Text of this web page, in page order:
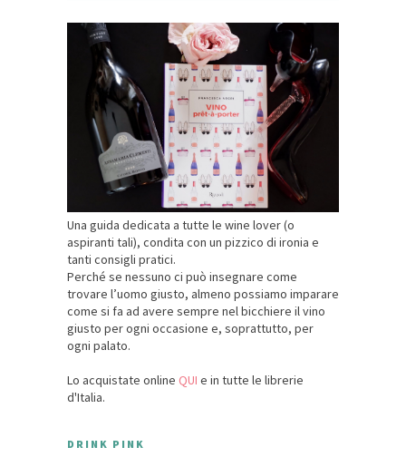
Una guida dedicata a tutte le wine lover (o
aspiranti tali), condita con un pizzico di ironia e
tanti consigli pratici.
Perché se nessuno ci può insegnare come
trovare l’uomo giusto, almeno possiamo imparare
come si fa ad avere sempre nel bicchiere il vino
giusto per ogni occasione e, soprattutto, per
ogni palato.
Lo acquistate online QUI e in tutte le librerie
d'Italia.
DRINK PINK